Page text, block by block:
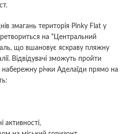
змагань територія Pinky Flat у
на “Центральний
що вшановує яскраву пляжну
Відвідувачі зможуть пройти
річки Аделаїди прямо на
активності,